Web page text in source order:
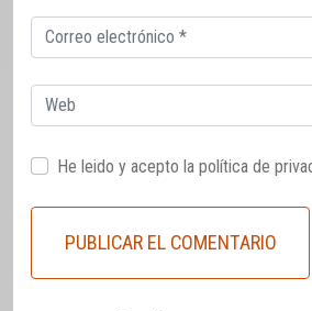
Correo
electrónico
Web
He leido y acepto la política de